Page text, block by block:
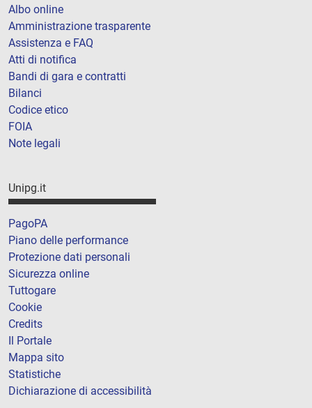
Albo online
Amministrazione trasparente
Assistenza e FAQ
Atti di notifica
Bandi di gara e contratti
Bilanci
Codice etico
FOIA
Note legali
Unipg.it
PagoPA
Piano delle performance
Protezione dati personali
Sicurezza online
Tuttogare
Cookie
Credits
Il Portale
Mappa sito
Statistiche
Dichiarazione di accessibilità